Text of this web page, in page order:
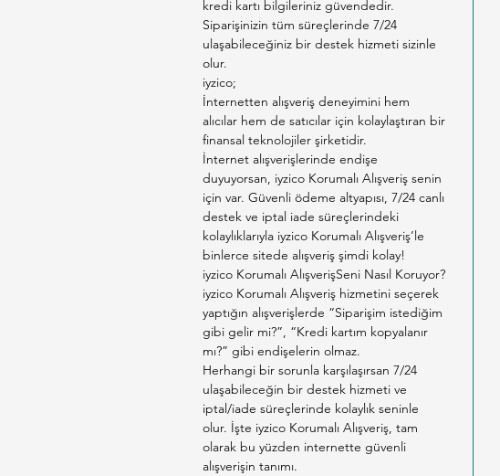
kredi kartı bilgileriniz güvendedir.
Siparişinizin tüm süreçlerinde 7/24
ulaşabileceğiniz bir destek hizmeti sizinle
olur.
iyzico;
İnternetten alışveriş deneyimini hem
alıcılar hem de satıcılar için kolaylaştıran bir
finansal teknolojiler şirketidir.
İnternet alışverişlerinde endişe
duyuyorsan, iyzico Korumalı Alışveriş senin
için var. Güvenli ödeme altyapısı, 7/24 canlı
destek ve iptal iade süreçlerindeki
kolaylıklarıyla iyzico Korumalı Alışveriş’le
binlerce sitede alışveriş şimdi kolay!
iyzico Korumalı AlışverişSeni Nasıl Koruyor?
iyzico Korumalı Alışveriş hizmetini seçerek
yaptığın alışverişlerde “Siparişim istediğim
gibi gelir mi?”, “Kredi kartım kopyalanır
mı?” gibi endişelerin olmaz.
Herhangi bir sorunla karşılaşırsan 7/24
ulaşabileceğin bir destek hizmeti ve
iptal/iade süreçlerinde kolaylık seninle
olur. İşte iyzico Korumalı Alışveriş, tam
olarak bu yüzden internette güvenli
alışverişin tanımı.